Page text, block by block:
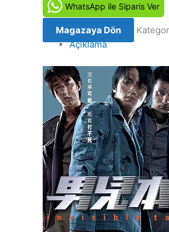
Invisible
Target
(2007)
VCD
Film
Satış
adet
WhatsApp ile Siparis Ver
Magazaya Dön
Açıklama